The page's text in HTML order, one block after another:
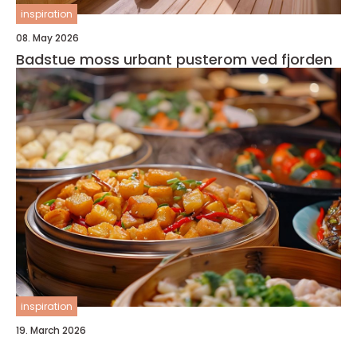
inspiration
08. May 2026
Badstue moss urbant pusterom ved fjorden
inspiration
19. March 2026